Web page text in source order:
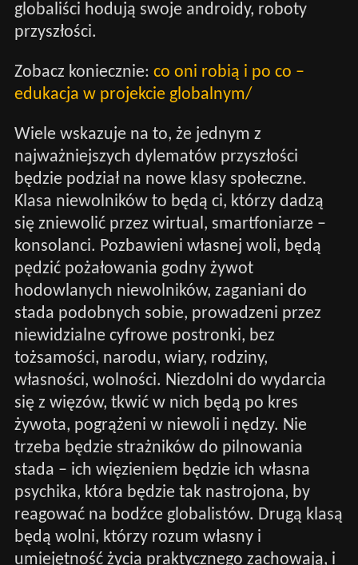
globaliści hodują swoje androidy, roboty
przyszłości.
Zobacz koniecznie: co oni robią i po co –
edukacja w projekcie globalnym/
Wiele wskazuje na to, że jednym z
najważniejszych dylematów przyszłości
będzie podział na nowe klasy społeczne.
Klasa niewolników to będą ci, którzy dadzą
się zniewolić przez wirtual, smartfoniarze –
konsolanci. Pozbawieni własnej woli, będą
pędzić pożałowania godny żywot
hodowlanych niewolników, zaganiani do
stada podobnych sobie, prowadzeni przez
niewidzialne cyfrowe postronki, bez
tożsamości, narodu, wiary, rodziny,
własności, wolności. Niezdolni do wydarcia
się z więzów, tkwić w nich będą po kres
żywota, pogrążeni w niewoli i nędzy. Nie
trzeba będzie strażników do pilnowania
stada – ich więzieniem będzie ich własna
psychika, która będzie tak nastrojona, by
reagować na bodźce globalistów. Drugą klasą
będą wolni, którzy rozum własny i
umiejętność życia praktycznego zachowają, i